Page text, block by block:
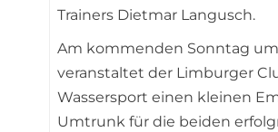
Trainers Dietmar Langusch.
Am kommenden Sonntag um
veranstaltet der Limburger
Wassersport einen kleinen
Umtrunk für die beiden